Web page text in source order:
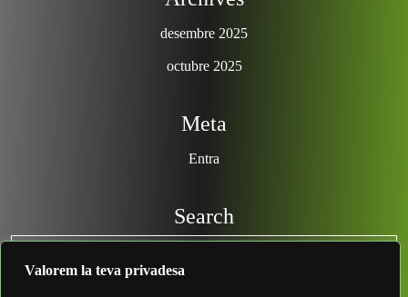
Valorem la teva privadesa
desembre 2025
octubre 2025
Meta
Entra
Search